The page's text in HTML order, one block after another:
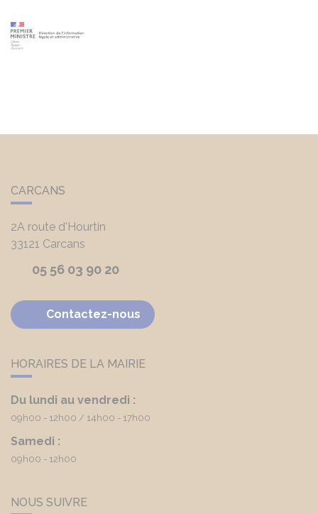
CARCANS
2A route d'Hourtin
33121 Carcans
05 56 03 90 20
Contactez-nous
HORAIRES DE LA MAIRIE
Du lundi au vendredi :
09h00 - 12h00 14h00 - 17h00
Samedi :
09h00 - 12h00
NOUS SUIVRE